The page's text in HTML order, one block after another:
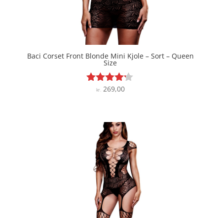
Baci Corset Front Blonde Mini Kjole – Sort – Queen
Size
Vurderet
kr.269,00